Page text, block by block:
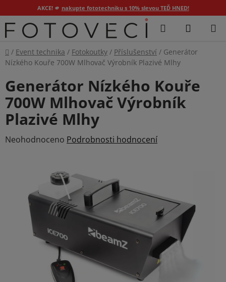
AKCE! 🫵 nakupte fototechniku s 10% slevou TEĎ HNED!
Přejít
na
Hledat
Domů
/ Event technika / Fotokoutky / Příslušenství / Generátor
Nízkého Kouře 700W Mlhovač Výrobník Plazivé Mlhy
Generátor Nízkého Kouře
700W Mlhovač Výrobník
Plazivé Mlhy
Průměrné
hvězdiček.
Neohodnoceno Podrobnosti hodnocení